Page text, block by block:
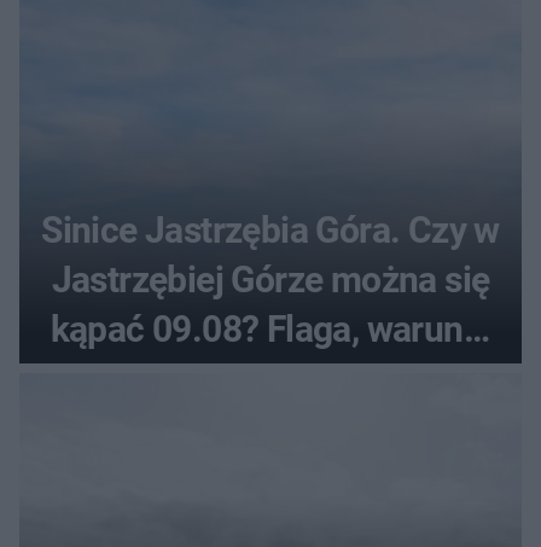
Sinice Jastrzębia Góra. Czy w
Jastrzębiej Górze można się
kąpać 09.08? Flaga, warunki
pogodowe